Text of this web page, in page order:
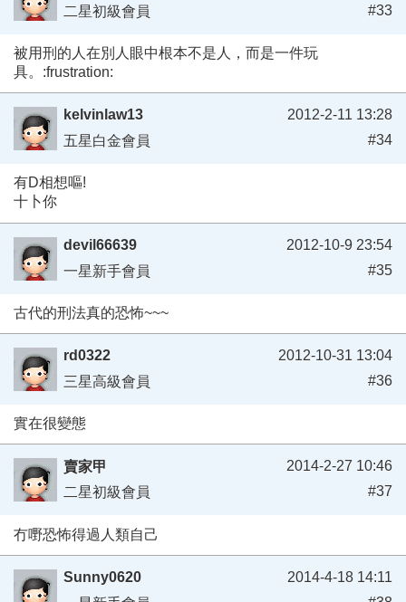
二星初級會員
#33
被用刑的人在別人眼中根本不是人，而是一件玩
具。:frustration:
kelvinlaw13
五星白金會員
2012-2-11 13:28
#34
有D相想嘔!
十卜你
devil66639
一星新手會員
2012-10-9 23:54
#35
古代的刑法真的恐怖~~~
rd0322
三星高級會員
2012-10-31 13:04
#36
實在很變態
賣家甲
二星初級會員
2014-2-27 10:46
#37
冇嘢恐怖得過人類自己
Sunny0620
2014-4-18 14:11